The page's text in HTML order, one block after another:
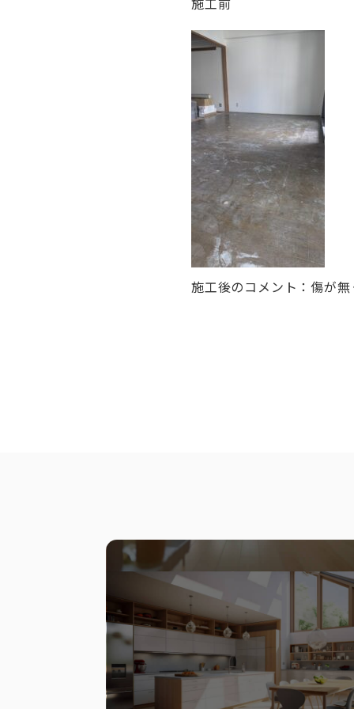
施工後のコメント：傷が